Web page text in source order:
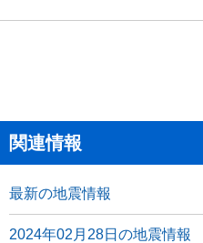
関連情報
最新の地震情報
2024年02月28日の地震情報